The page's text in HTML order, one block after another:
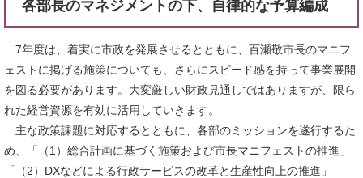
各部長のマネジメントの下、自律的な予算編成
7年度は、着実に市政を発展させるとともに、百瀬敬市長のマニフ
ェストに掲げる施策についても、さらにスピード感を持って事業展開
を図る必要があります。大変厳しい財政見通しではありますが、限ら
れた経営資源を有効に活用していきます。
主な政策課題に対応するとともに、各部のミッションを遂行するた
め、「（1）総合計画に基づく施策および市長マニフェストの推進」
「（2）DXなどによる行政サービスの改革と生産性向上の推進」